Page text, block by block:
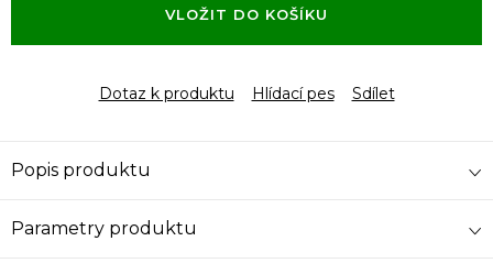
VLOŽIT DO KOŠÍKU
Dotaz k produktu Hlídací pes Sdílet
Popis produktu
Parametry produktu